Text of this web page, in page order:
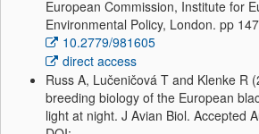
European Commission, Institute for
Environmental Policy, London. pp
10.2779/981605
direct access
Russ A, Lučeničová T and Klenke R
breeding biology of the European
light at night. J Avian Biol. Accepted